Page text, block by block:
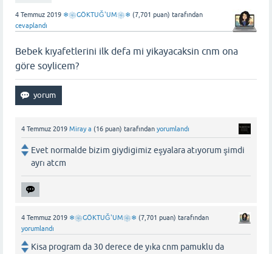
4 Temmuz 2019 ❄❀GÖKTUĞ'UM❀❄ (7,701 puan) tarafından
cevaplandı
Bebek kıyafetlerini ilk defa mi yikayacaksin cnm ona
göre soylicem?
4 Temmuz 2019 Miray a (16 puan) tarafından yorumlandı
Evet normalde bizim giydigimiz eşyalara atıyorum şimdi
ayrı atcm
4 Temmuz 2019 ❄❀GÖKTUĞ'UM❀❄ (7,701 puan) tarafından
yorumlandı
Kisa program da 30 derece de yıka cnm pamuklu da